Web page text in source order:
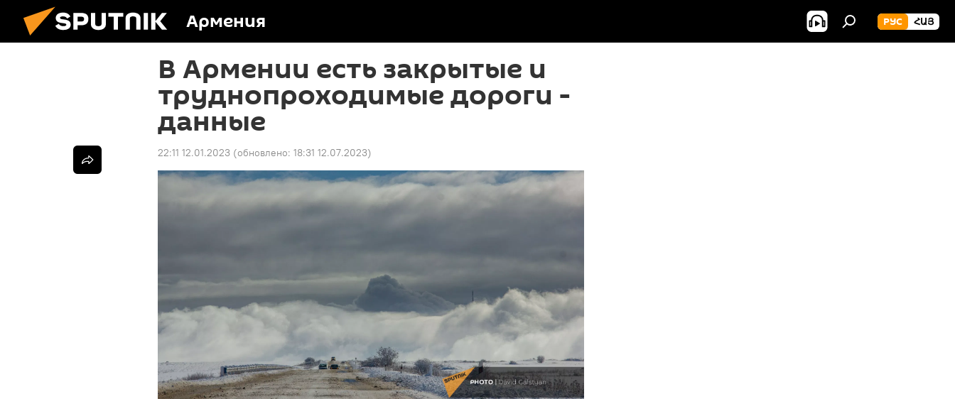
Армения РУС ՀԱՅ
В Армении есть закрытые и
труднопроходимые дороги -
данные
22:11 12.01.2023 (обновлено: 18:31 12.07.2023)